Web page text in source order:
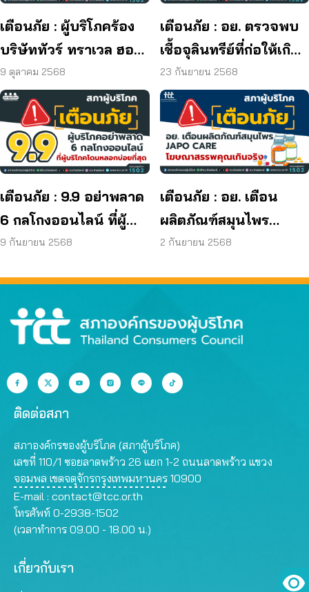
เตือนภัย : ผู้บริโภคร้อง
บริษัททัวร์ ทราเวล ฮอลิ
เดย์ ยุติกิจการ ไม่คืนเงิน
ผู้บริโภค
9 ตุลาคม 2568
เตือนภัย : อย. ตรวจพบ
เชื้อจุลินทรีย์ที่ก่อให้เกิด
โรค และพบแบคทีเรีย
ยีสต์ และรา เกิน
มาตรฐานกำหนด ใน
ผลิตภัณฑ์ย้อมผม
23 กันยายน 2568
เตือนภัย : 9.9 อย่าพลาด
6 กลโกงออนไลน์ ที่ผู้
บริโภคโดนหลอกบ่อย
9 กันยายน 2568
เตือนภัย : อย. เตือน
ผลิตภัณฑ์สมุนไพร
JAPO CARE โฆษณา
2 กันยายน 2568
ติดต่อสภา
สภาองค์กรของผู้บริโภค (สภาผู้บริโภค)
เลขที่ 110/1 ซอยลาดพร้าว 26 แยก 1-2 ถนนลาดพร้าว แขวง
จอมพล เขตจตุจักรกรุงเทพมหานคร 10900
E-mail : contact@tcc.or.th
โทรศัพท์ 0-2938-1502
(เวลาทำการ 09.00 - 18.00 น.)
เกี่ยวกับเรา